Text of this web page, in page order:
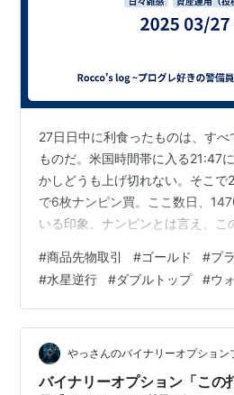
27日日中に利食ったものは、す
ものだ。米国時間帯に入る21:47
かしどうも上げ切れない。そこ
で6枚ナンピン買。ここ数日、
いる印象。ナンピンとは言え、こ
には遠く及ばず引けた。 27日は
がってスマホを見ていたらまた寝
には10時を過ぎていた。金ミニ
ら、ミニダブルトップを形成して
れも水星逆行のせいか？？？ 最近
起きる…
#商品先物取引 #ゴールド #プ
#水星逆行 #ダブルトップ #ウ
やっさんのバイナリーオプション
バイナリーオプション「この